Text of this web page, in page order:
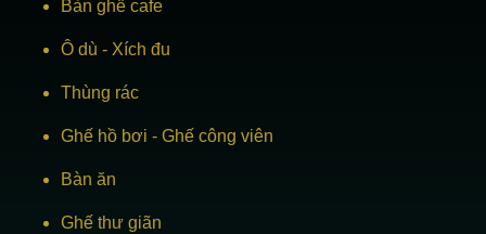
Bàn ghế cafe
Ô dù - Xích đu
Thùng rác
Ghế hồ bơi - Ghế công viên
Bàn ăn
Ghế thư giãn